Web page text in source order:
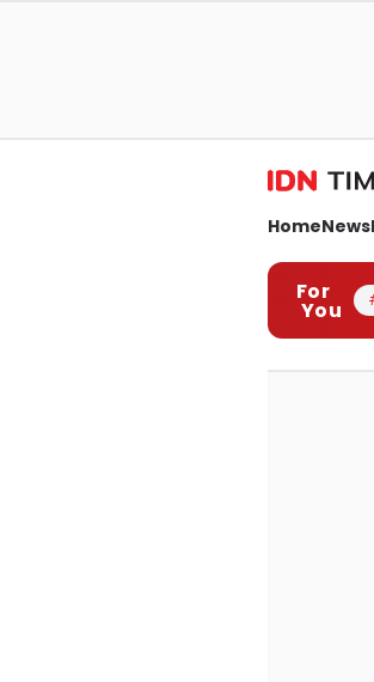
HomeNews
For
You